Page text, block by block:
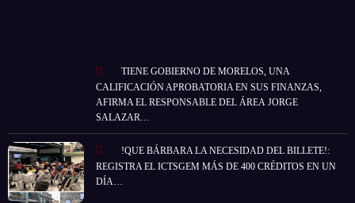
TIENE GOBIERNO DE MORELOS, UNA
CALIFICACIÓN APROBATORIA EN SUS FINANZAS,
AFIRMA EL RESPONSABLE DEL ÁREA JORGE
SALAZAR…
!QUE BÁRBARA LA NECESIDAD DEL BILLETE!:
REGISTRA EL ICTSGEM MÁS DE 400 CRÉDITOS EN UN
DÍA…